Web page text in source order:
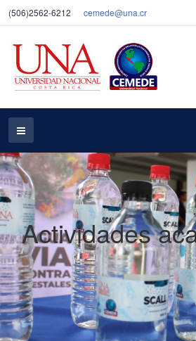
(506)2562-6212 cemede@una.cr
Actividades